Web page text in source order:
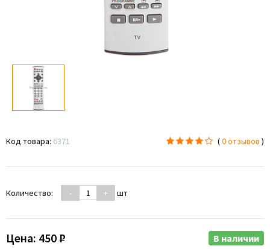
Код товара: 6371 (0 отзывов )
Количество: - + шт
Цена: 450 ₽ В наличии